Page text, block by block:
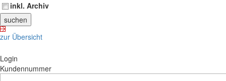
inkl. Archiv
zur Übersicht
Login
Kundennummer